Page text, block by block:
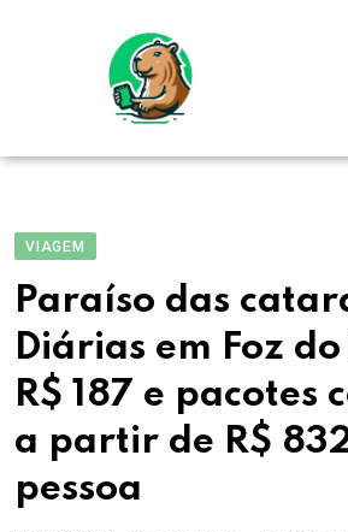
VIAGEM
Paraíso das
Diárias em Foz
R$ 187 e pacotes
a partir de R$
pessoa